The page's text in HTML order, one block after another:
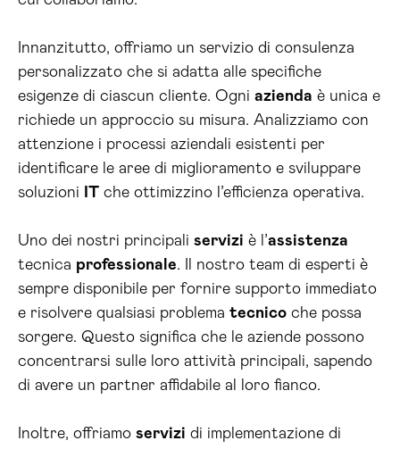
Innanzitutto, offriamo un servizio di consulenza
personalizzato che si adatta alle specifiche
esigenze di ciascun cliente. Ogni azienda è unica e
richiede un approccio su misura. Analizziamo con
attenzione i processi aziendali esistenti per
identificare le aree di miglioramento e sviluppare
soluzioni
IT che ottimizzino l’efficienza operativa.
Uno dei nostri principali servizi è l’assistenza
tecnica professionale. Il nostro team di esperti è
sempre disponibile per fornire supporto immediato
e risolvere qualsiasi problema tecnico che possa
sorgere. Questo significa che le aziende possono
concentrarsi sulle loro attività principali, sapendo
di avere un partner affidabile al loro fianco.
Inoltre, offriamo servizi di implementazione di